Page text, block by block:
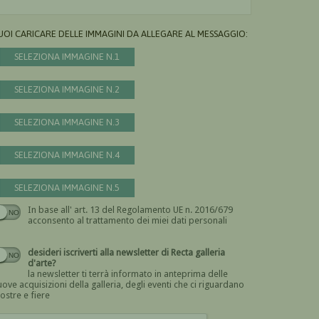
CARICARE DELLE IMMAGINI DA ALLEGARE AL MESSAGGIO:
SELEZIONA IMMAGINE N.1
SELEZIONA IMMAGINE N.2
SELEZIONA IMMAGINE N.3
SELEZIONA IMMAGINE N.4
SELEZIONA IMMAGINE N.5
In base all' art. 13 del Regolamento UE n. 2016/679
acconsento al trattamento dei miei dati personali
Devi dare il consenso
desideri iscriverti alla newsletter di Recta galleria
d'arte?
la newsletter ti terrà informato in anteprima delle
acquisizioni della galleria, degli eventi che ci riguardano
e fiere